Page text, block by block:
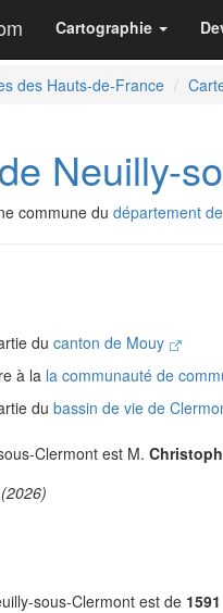
Cartographie
des Hauts-de-France
Neuilly-
commune du département
du canton de Mouy
à la la communauté de
du bassin de vie de
Clermont est M.
(2026)
sous-Clermont est de